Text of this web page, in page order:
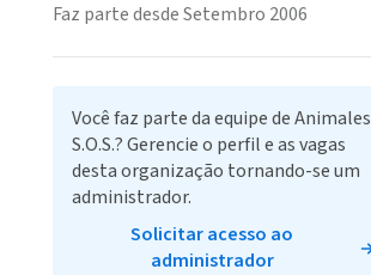
Faz parte desde Setembro 2006
Você faz parte da equipe de Animales
S.O.S.? Gerencie o perfil e as vagas
desta organização tornando-se um
administrador.
Solicitar acesso ao
administrador